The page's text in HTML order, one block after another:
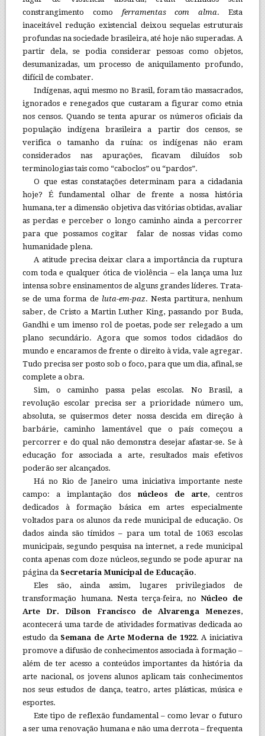
constrangimento como ferramentas com alma. Esta
inaceitável redução existencial deixou sequelas estruturais
profundas na sociedade brasileira, até hoje não superadas. A
partir dela, se podia considerar pessoas como objetos,
desumanizadas, um processo de aniquilamento profundo,
difícil de combater.
Indígenas, aqui mesmo no Brasil, foram tão massacrados,
ignorados e renegados que custaram a figurar como etnia
nos censos. Quando se tenta apurar os números oficiais da
população indígena brasileira a partir dos censos, se
verifica o tamanho da ruína: os indígenas não eram
considerados nas apurações, ficavam diluídos sob
terminologias tais como “caboclos” ou “pardos”.
O que estas constatações determinam para a cidadania
hoje? É fundamental olhar de frente a nossa história
humana, ter a dimensão objetiva das vitórias obtidas, avaliar
as perdas e perceber o longo caminho ainda a percorrer
para que possamos cogitar falar de nossas vidas como
humanidade plena.
A atitude precisa deixar clara a importância da ruptura
com toda e qualquer ótica de violência – ela lança uma luz
intensa sobre ensinamentos de alguns grandes líderes. Trata-
se de uma forma de luta-em-paz. Nesta partitura, nenhum
saber, de Cristo a Martin Luther King, passando por Buda,
Gandhi e um imenso rol de poetas, pode ser relegado a um
plano secundário. Agora que somos todos cidadãos do
mundo e encaramos de frente o direito à vida, vale agregar.
Tudo precisa ser posto sob o foco, para que um dia, afinal, se
complete a obra.
Sim, o caminho passa pelas escolas. No Brasil, a
revolução escolar precisa ser a prioridade número um,
absoluta, se quisermos deter nossa descida em direção à
barbárie, caminho lamentável que o país começou a
percorrer e do qual não demonstra desejar afastar-se. Se à
educação for associada a arte, resultados mais efetivos
poderão ser alcançados.
Há no Rio de Janeiro uma iniciativa importante neste
campo: a implantação dos núcleos de arte, centros
dedicados à formação básica em artes especialmente
voltados para os alunos da rede municipal de educação. Os
dados ainda são tímidos – para um total de 1063 escolas
municipais, segundo pesquisa na internet, a rede municipal
conta apenas com doze núcleos, segundo se pode apurar na
página da Secretaria Municipal de Educação.
Eles são, ainda assim, lugares privilegiados de
transformação humana. Nesta terça-feira, noNúcleo de
Arte Dr. Dilson Francisco de Alvarenga Menezes,
acontecerá uma tarde de atividades formativas dedicada ao
estudo da Semana de Arte Moderna de 1922. A iniciativa
promove a difusão de conhecimentos associada à formação –
além de ter acesso a conteúdos importantes da história da
arte nacional, os jovens alunos aplicam tais conhecimentos
nos seus estudos de dança, teatro, artes plásticas, música e
esportes.
Este tipo de reflexão fundamental – como levar o futuro
a ser uma renovação humana e não uma derrota – frequenta